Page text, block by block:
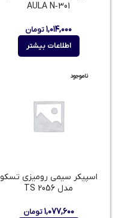
AULA N‑301
۱,۰۱۴,۰۰۰تومان
اطلاعات بیشتر
ناموجود
اسپیکر سیمی رومیزی تسکو
مدل TS 2056
۱,۰۷۷,۶۰۰ تومان